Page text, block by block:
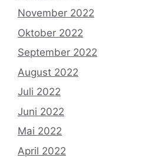
November 2022
Oktober 2022
September 2022
August 2022
Juli 2022
Juni 2022
Mai 2022
April 2022